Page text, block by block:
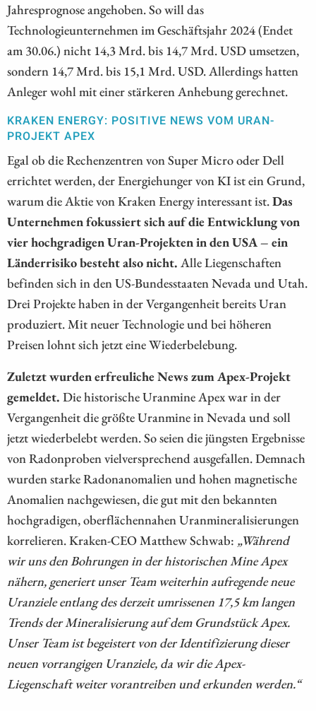
Jahresprognose angehoben. So will das
Technologieunternehmen im Geschäftsjahr 2024 (Endet
am 30.06.) nicht 14,3 Mrd. bis 14,7 Mrd. USD umsetzen,
sondern 14,7 Mrd. bis 15,1 Mrd. USD. Allerdings hatten
Anleger wohl mit einer stärkeren Anhebung gerechnet.
KRAKEN ENERGY: POSITIVE NEWS VOM URAN-
PROJEKT APEX
Egal ob die Rechenzentren von Super Micro oder Dell
errichtet werden, der Energiehunger von KI ist ein Grund,
warum die Aktie von Kraken Energy interessant ist.Das
Unternehmen fokussiert sich auf die Entwicklung von
vier hochgradigen Uran-Projekten in den USA – ein
Länderrisiko besteht also nicht. Alle Liegenschaften
befinden sich in den US-Bundesstaaten Nevada und Utah.
Drei Projekte haben in der Vergangenheit bereits Uran
produziert. Mit neuer Technologie und bei höheren
Preisen lohnt sich jetzt eine Wiederbelebung.
Zuletzt wurden erfreuliche News zum Apex-Projekt
gemeldet. Die historische Uranmine Apex war in der
Vergangenheit die größte Uranmine in Nevada und soll
jetzt wiederbelebt werden. So seien die jüngsten Ergebnisse
von Radonproben vielversprechend ausgefallen. Demnach
wurden starke Radonanomalien und hohen magnetische
Anomalien nachgewiesen, die gut mit den bekannten
hochgradigen, oberflächennahen Uranmineralisierungen
korrelieren. Kraken-CEO Matthew Schwab: „Während
wir uns den Bohrungen in der historischen Mine Apex
nähern, generiert unser Team weiterhin aufregende neue
Uranziele entlang des derzeit umrissenen 17,5 km langen
Trends der Mineralisierung auf dem Grundstück Apex.
Unser Team ist begeistert von der Identifizierung dieser
neuen vorrangigen Uranziele, da wir die Apex-
Liegenschaft weiter vorantreiben und erkunden werden.“